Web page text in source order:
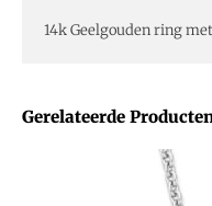
Gerelateerde
14k Geelgouden ring